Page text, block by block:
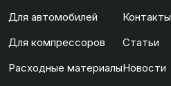
Для автомобилей
Для компрессоров
Расходные материалы
Контакты
Статьи
Новости